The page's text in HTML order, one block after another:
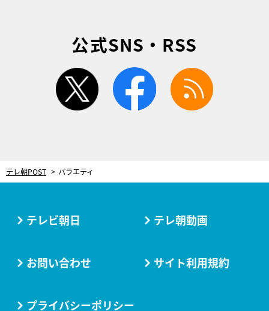
公式SNS・RSS
twitter facebook
テレ朝POST バラエティ
テレビ朝日 テレ朝動画
お問い合わせ サイト利用規約
プライバシーポリシー